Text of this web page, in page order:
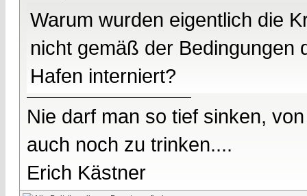
Warum wurden eigentlich die
nicht gemäß der Bedingungen
Hafen interniert?
Nie darf man so tief sinken,
auch noch zu trinken....
Erich Kästner